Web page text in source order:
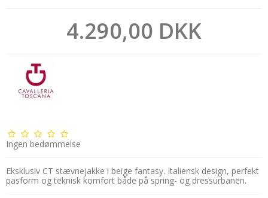
4.290,00 DKK
Ingen bedømmelse
Eksklusiv CT stævnejakke i beige fantasy. Italiensk design, perfekt
pasform og teknisk komfort både på spring- og dressurbanen.